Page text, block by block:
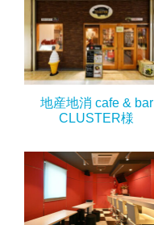
地産地消 cafe & bar
CLUSTER様